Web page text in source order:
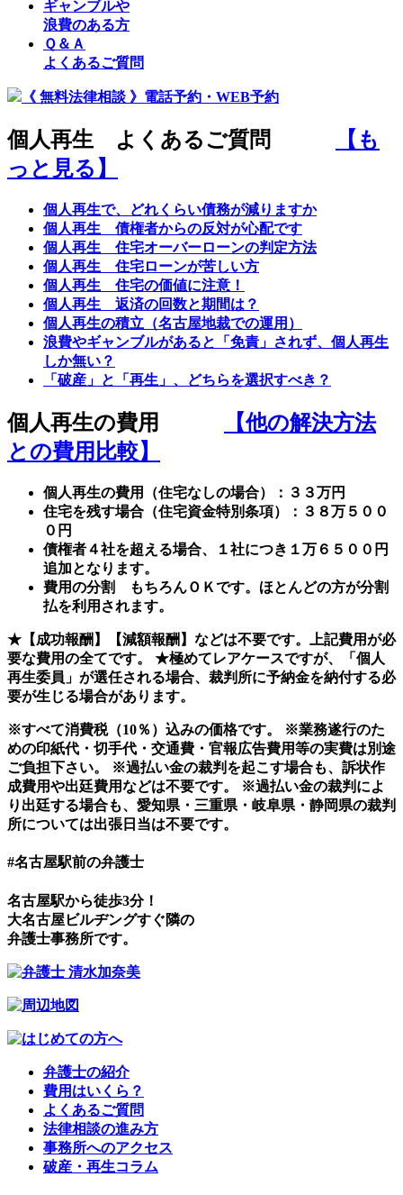
ギャンブルや
浪費のある方
Ｑ＆Ａ
よくあるご質問
《 無料法律相談 》電話予約・WEB予約
個人再生 よくあるご質問
【も
っと見る】
個人再生で、どれくらい債務が減りますか
個人再生 債権者からの反対が心配です
個人再生 住宅オーバーローンの判定方法
個人再生 住宅ローンが苦しい方
個人再生 住宅の価値に注意！
個人再生 返済の回数と期間は？
個人再生の積立（名古屋地裁での運用）
浪費やギャンブルがあると「免責」されず、個人再生
しか無い？
「破産」と「再生」、どちらを選択すべき？
個人再生の費用
【他の解決方法
との費用比較】
個人再生の費用（住宅なしの場合）：３３万円
住宅を残す場合（住宅資金特別条項）：３８万５００
０円
債権者４社を超える場合、１社につき１万６５００円
追加となります。
費用の分割 もちろんＯＫです。ほとんどの方が分割
払を利用されます。
★ 【成功報酬】【減額報酬】 などは不要です。上記費用が必
要な費用の全てです。
★極めてレアケースですが、「個人
再生委員」が選任される場合、裁判所に予納金を納付する必
要が生じる場合があります。
※すべて消費税（10％）込みの価格です。
※業務遂行のた
めの印紙代・切手代・交通費・官報広告費用等の実費は別途
ご負担下さい。
※過払い金の裁判を起こす場合も、訴状作
成費用や出廷費用などは不要です。
※過払い金の裁判によ
り出廷する場合も、愛知県・三重県・岐阜県・静岡県の裁判
所については出張日当は不要です。
#名古屋駅前の弁護士
名古屋駅から徒歩3分！
大名古屋ビルヂングすぐ隣の
弁護士事務所です。
弁護士の紹介
費用はいくら？
よくあるご質問
法律相談の進み方
事務所へのアクセス
破産・再生コラム